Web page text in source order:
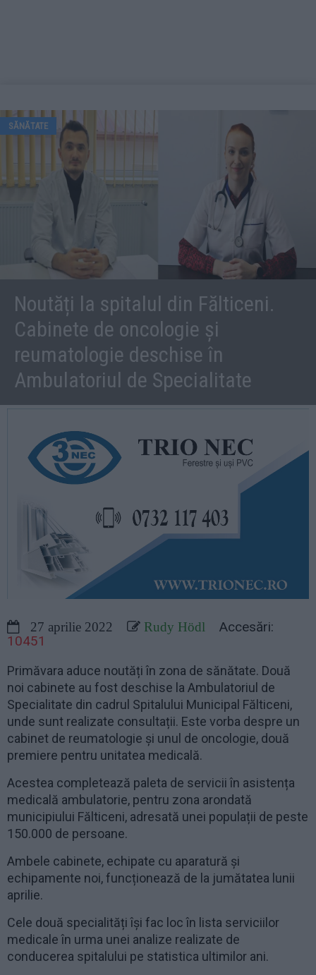
SĂNĂTATE
Noutăți la spitalul din Fălticeni.
Cabinete de oncologie și
reumatologie deschise în
Ambulatoriul de Specialitate
27 aprilie 2022 Rudy Hödl
Accesări:
10451
Primăvara aduce noutăți în zona de sănătate. Două
noi cabinete au fost deschise la Ambulatoriul de
Specialitate din cadrul Spitalului Municipal Fălticeni,
unde sunt realizate consultații. Este vorba despre un
cabinet de reumatologie și unul de oncologie, două
premiere pentru unitatea medicală.
Acestea completează paleta de servicii în asistența
medicală ambulatorie, pentru zona arondată
municipiului Fălticeni, adresată unei populații de peste
150.000 de persoane.
Ambele cabinete, echipate cu aparatură și
echipamente noi, funcționează de la jumătatea lunii
aprilie.
Cele două specialități își fac loc în lista serviciilor
medicale în urma unei analize realizate de
conducerea spitalului pe statistica ultimilor ani.